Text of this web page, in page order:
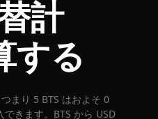
計
する
まり 5 BTS はおよそ 0
できます。BTS から USD